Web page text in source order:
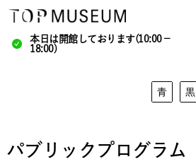
本日は開館しております(10:00－
18:00)
青 黒
パブリックプログラム